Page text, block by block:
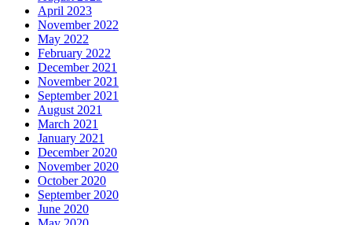
April 2023
November 2022
May 2022
February 2022
December 2021
November 2021
September 2021
August 2021
March 2021
January 2021
December 2020
November 2020
October 2020
September 2020
June 2020